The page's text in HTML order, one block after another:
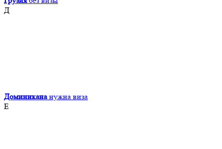
Д
Доминикана нужна виза
Е